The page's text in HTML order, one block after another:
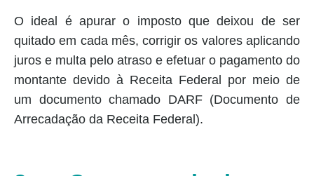
O ideal é apurar o imposto que deixou de ser
quitado em cada mês, corrigir os valores aplicando
juros e multa pelo atraso e efetuar o pagamento do
montante devido à Receita Federal por meio de
um documento chamado DARF (Documento de
Arrecadação da Receita Federal).